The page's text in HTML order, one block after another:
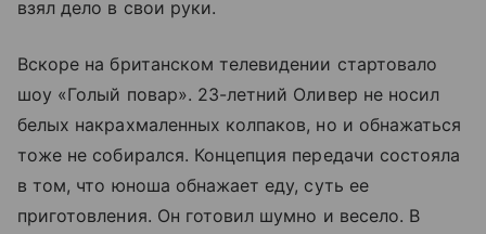
взял дело в свои руки.
Вскоре на британском телевидении стартовало
шоу «Голый повар». 23-летний Оливер не носил
белых накрахмаленных колпаков, но и обнажаться
тоже не собирался. Концепция передачи состояла
в том, что юноша обнажает еду, суть ее
приготовления. Он готовил шумно и весело. В